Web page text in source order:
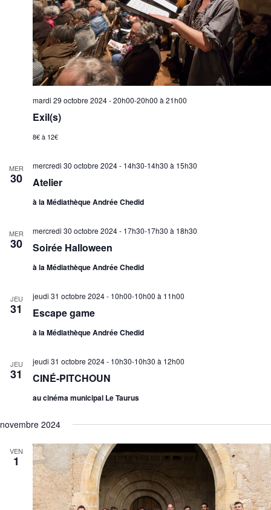
Exil(s)
mardi 29 octobre 2024 - 20h00-20h00 à 21h00
8€ à 12€
MER
30 Atelier
mercredi 30 octobre 2024 - 14h30-14h30 à 15h30
à la Médiathèque Andrée Chedid
MER
30 Soirée Halloween
mercredi 30 octobre 2024 - 17h30-17h30 à 18h30
à la Médiathèque Andrée Chedid
JEU
31 Escape game
jeudi 31 octobre 2024 - 10h00-10h00 à 11h00
à la Médiathèque Andrée Chedid
JEU
31 CINÉ-PITCHOUN
jeudi 31 octobre 2024 - 10h30-10h30 à 12h00
au cinéma municipal Le Taurus
novembre 2024
VEN
1